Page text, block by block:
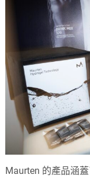
Maurten 的產品涵